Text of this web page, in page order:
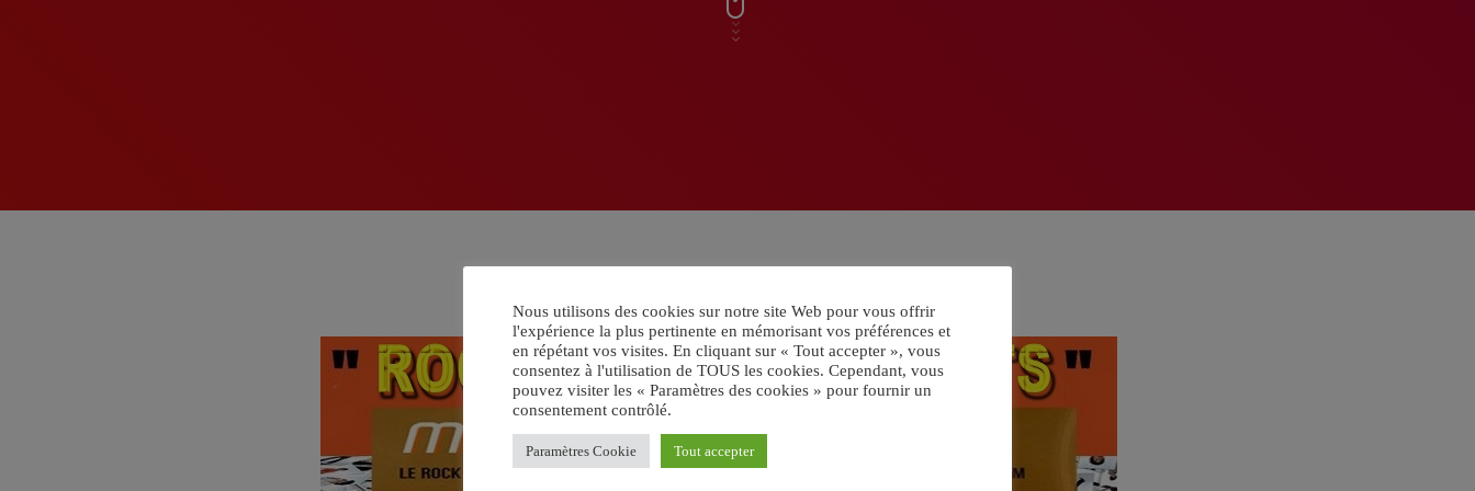
Nous utilisons des cookies sur notre site Web pour vous offrir
l'expérience la plus pertinente en mémorisant vos préférences et
en répétant vos visites. En cliquant sur « Tout accepter », vous
consentez à l'utilisation de TOUS les cookies. Cependant, vous
pouvez visiter les « Paramètres des cookies » pour fournir un
consentement contrôlé.
Paramètres Cookie Tout accepter